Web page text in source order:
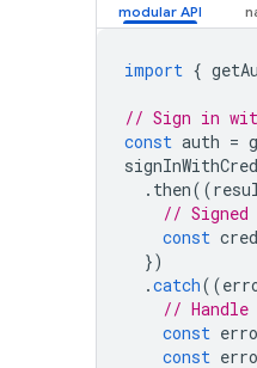
import {
// Sign in
const auth =
. then((
// Signed
const
})
.catch((
// Handle
const
const